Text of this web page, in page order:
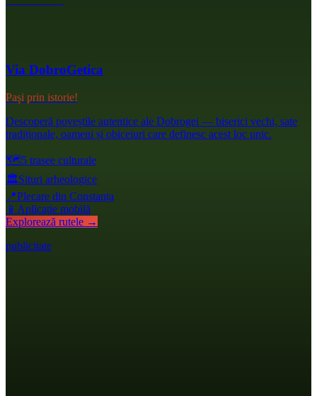
Via DobroGetica
Pași prin istorie!
Descoperă poveștile autentice ale Dobrogei — biserici vechi, sate
tradiționale, oameni și obiceiuri care definesc acest loc unic.
🗺️5 trasee culturale
🏛️Situri arheologice
📍Plecare din Constanța
📱 Aplicație mobilă
Explorează rutele →
publicitate